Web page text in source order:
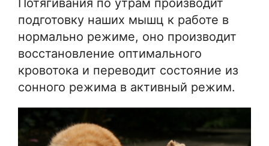
Потягивания по утрам производит
подготовку наших мышц к работе в
нормально режиме, оно производит
восстановление оптимального
кровотока и переводит состояние из
сонного режима в активный режим.